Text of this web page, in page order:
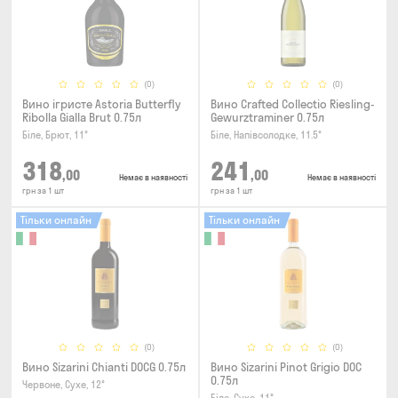
(0)
Вино ігристе Astoria Butterfly
Ribolla Gialla Brut 0.75л
Біле, Брют, 11°
318,00
грн за 1 шт
Немає в наявності
(0)
Вино Crafted Collectio Riesling-
Gewurztraminer 0.75л
Біле, Напівсолодке, 11.5°
241 ,00
грн за 1 шт
Немає в наявності
(0)
Тільки онлайн
Вино Sizarini Chianti DOCG 0.75л
Червоне, Сухе, 12°
(0)
Тільки онлайн
Вино Sizarini Pinot Grigio DOC
0.75л